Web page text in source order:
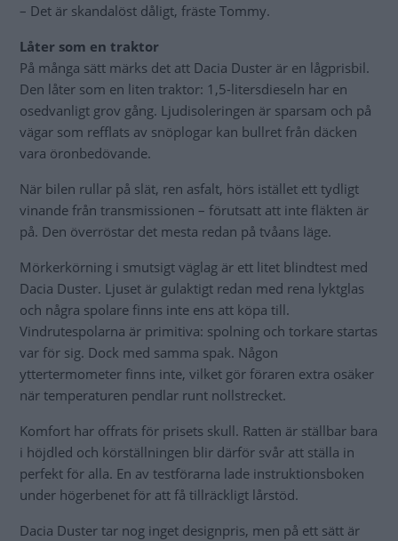
– Det är skandalöst dåligt, fräste Tommy.
Låter som en traktor
På många sätt märks det att Dacia Duster är en lågprisbil.
Den låter som en liten traktor: 1,5-litersdieseln har en
osedvanligt grov gång. Ljudisoleringen är sparsam och på
vägar som refflats av snöplogar kan bullret från däcken
vara öronbedövande.
När bilen rullar på slät, ren asfalt, hörs istället ett tydligt
vinande från transmissionen – förutsatt att inte fläkten är
på. Den överröstar det mesta redan på tvåans läge.
Mörkerkörning i smutsigt väglag är ett litet blindtest med
Dacia Duster. Ljuset är gulaktigt redan med rena lyktglas
och några spolare finns inte ens att köpa till.
Vindrutespolarna är primitiva: spolning och torkare startas
var för sig. Dock med samma spak. Någon
yttertermometer finns inte, vilket gör föraren extra osäker
när temperaturen pendlar runt nollstrecket.
Komfort har offrats för prisets skull. Ratten är ställbar bara
i höjdled och körställningen blir därför svår att ställa in
perfekt för alla. En av testförarna lade instruktionsboken
under högerbenet för att få tillräckligt lårstöd.
Dacia Duster tar nog inget designpris, men på ett sätt är